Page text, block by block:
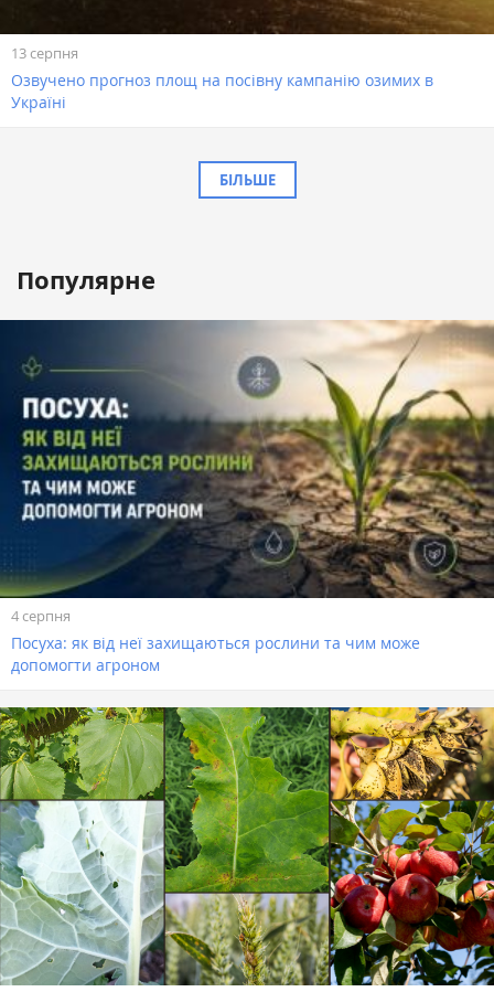
13 серпня
Озвучено прогноз площ на посівну кампанію озимих в
Україні
БІЛЬШЕ
Популярне
4 серпня
Посуха: як від неї захищаються рослини та чим може
допомогти агроном